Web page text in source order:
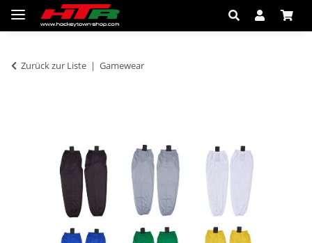
Zurück zur Liste Gamewear